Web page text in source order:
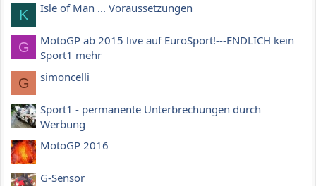
K Isle of Man ... Voraussetzungen
G
MotoGP ab 2015 live auf EuroSport!---ENDLICH kein
Sport1 mehr
G simoncelli
Sport1 - permanente Unterbrechungen durch
Werbung
MotoGP 2016
G-Sensor